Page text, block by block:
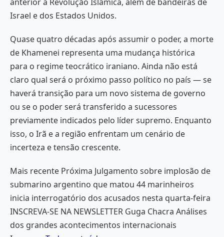
Israel e dos Estados Unidos.
Quase quatro décadas após assumir o poder, a morte
de Khamenei representa uma mudança histórica
para o regime teocrático iraniano. Ainda não está
claro qual será o próximo passo político no país — se
haverá transição para um novo sistema de governo
ou se o poder será transferido a sucessores
previamente indicados pelo líder supremo. Enquanto
isso, o Irã e a região enfrentam um cenário de
incerteza e tensão crescente.
Mais recente Próxima Julgamento sobre implosão de
submarino argentino que matou 44 marinheiros
inicia interrogatório dos acusados nesta quarta-feira
INSCREVA-SE NA NEWSLETTER Guga Chacra Análises
dos grandes acontecimentos internacionais